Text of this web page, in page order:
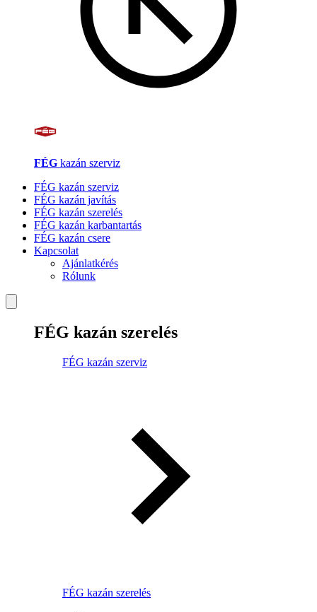
FÉG kazán szerviz
FÉG kazán szerviz
FÉG kazán javítás
FÉG kazán szerelés
FÉG kazán karbantartás
FÉG kazán csere
Kapcsolat
Ajánlatkérés
Rólunk
FÉG kazán szerelés
FÉG kazán szerviz
FÉG kazán szerelés